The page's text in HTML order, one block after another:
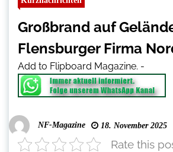
Großbrand auf
Flensburger Firma
Add to Flipboard Magazine. -
NF-Magazine 18. November 2025
Rate this